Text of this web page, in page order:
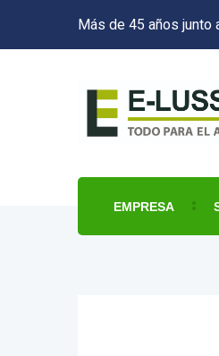
Más de 45 años junto
EMPRESA